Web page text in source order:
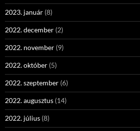
2023. január (8)
2022. december (2)
2022. november (9)
2022. október (5)
2022. szeptember (6)
2022. augusztus (14)
2022. július (8)